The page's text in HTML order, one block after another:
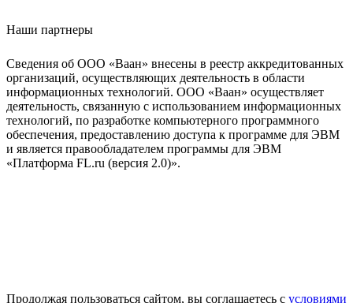
Наши партнеры
Сведения об ООО «Ваан» внесены в реестр аккредитованных
организаций, осуществляющих деятельность в области
информационных технологий. ООО «Ваан» осуществляет
деятельность, связанную с использованием информационных
технологий, по разработке компьютерного программного
обеспечения, предоставлению доступа к программе для ЭВМ
и является правообладателем программы для ЭВМ
«Платформа FL.ru (версия 2.0)».
Продолжая пользоваться сайтом, вы соглашаетесь с условиями